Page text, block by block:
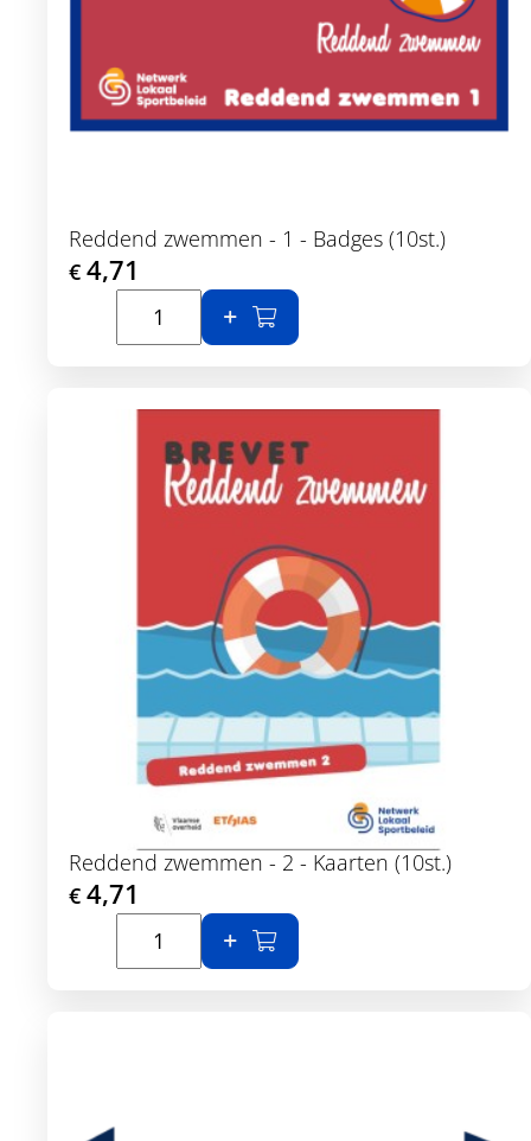
Reddend zwemmen - 1 - Badges (10st.)
€ 4,71
In winkelmand
Reddend zwemmen - 2 - Kaarten (10st.)
€ 4,71
In winkelmand